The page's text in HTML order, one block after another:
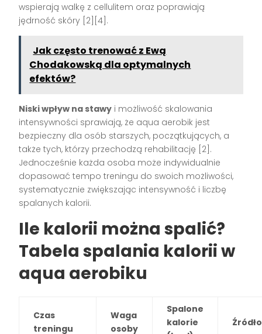
wspierają walkę z cellulitem oraz poprawiają
jędrność skóry [2][4] .
Jak często trenować z Ewą
Chodakowską dla optymalnych
efektów?
Niski wpływ na stawy i możliwość skalowania
intensywności sprawiają, że aqua aerobik jest
bezpieczny dla osób starszych, początkujących, a
także tych, którzy przechodzą rehabilitację [2] .
Jednocześnie każda osoba może indywidualnie
dopasować tempo treningu do swoich możliwości,
systematycznie zwiększając intensywność i liczbę
spalanych kalorii.
Ile kalorii można spalić?
Tabela spalania kalorii w
aqua aerobiku
Czas
treningu
Waga
osoby
Spalone
kalorie
Źródło